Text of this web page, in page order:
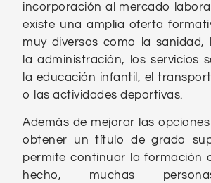
incorporación al mercado
existe una amplia oferta
muy diversos como la sanidad,
la administración, los servicios
la educación infantil, el
o las actividades deportivas.
Además de mejorar las
obtener un título de grado
permite continuar la formación
hecho, muchas